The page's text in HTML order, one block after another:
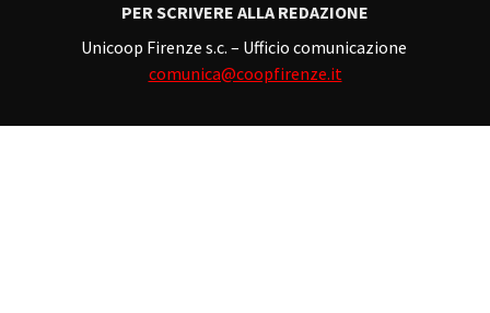
PER SCRIVERE ALLA REDAZIONE
Unicoop Firenze s.c. – Ufficio comunicazione
comunica@coopfirenze.it